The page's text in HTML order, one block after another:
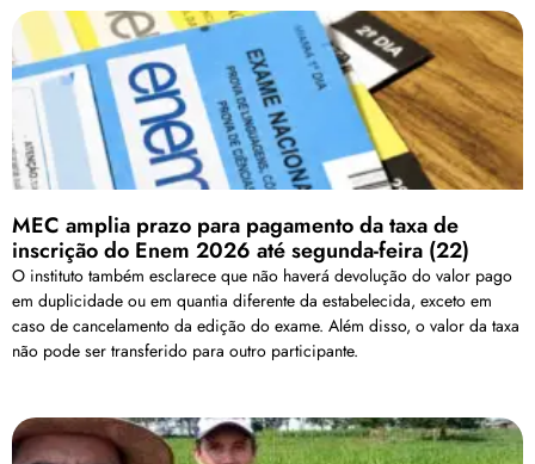
MEC amplia prazo para pagamento da taxa de
inscrição do Enem 2026 até segunda-feira (22)
O instituto também esclarece que não haverá devolução do valor pago
em duplicidade ou em quantia diferente da estabelecida, exceto em
caso de cancelamento da edição do exame. Além disso, o valor da taxa
não pode ser transferido para outro participante.